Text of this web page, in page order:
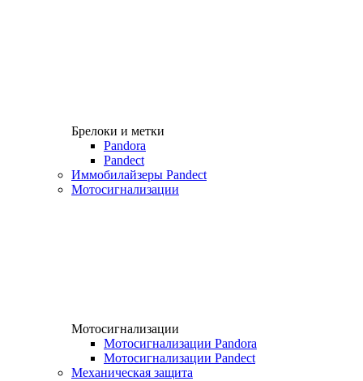
Брелоки и метки
Pandora
Pandect
Иммобилайзеры Pandect
Мотосигнализации
Мотосигнализации
Мотосигнализации Pandora
Мотосигнализации Pandect
Механическая защита